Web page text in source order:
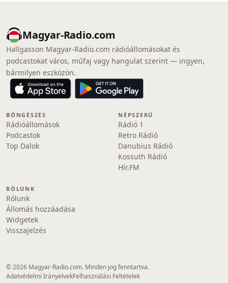
Magyar-Radio.com
Hallgasson Magyar-Radio.com rádióállomásokat és
podcastokat város, műfaj vagy hangulat szerint — ingyen,
bármilyen eszközön.
BÖNGÉSZÉS
Rádióállomások
Podcastok
Top Dalok
NÉPSZERŰ
Rádió 1
Retro Rádió
Danubius Rádió
Kossuth Rádió
Hír.FM
RÓLUNK
Rólunk
Állomás hozzáadása
Widgetek
Visszajelzés
© 2026 Magyar-Radio.com. Minden jog fenntartva.
Adatvédelmi IrányelvekFelhasználási Feltételek